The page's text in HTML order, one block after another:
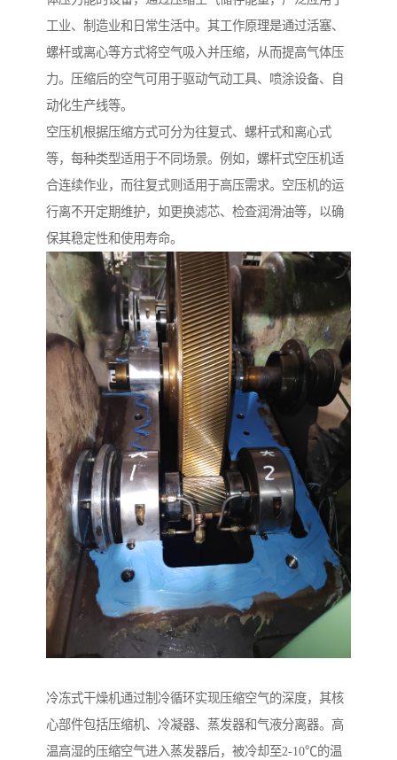
工业、制造业和日常生活中。其工作原理是通过活塞、
螺杆或离心等方式将空气吸入并压缩，从而提高气体压
力。压缩后的空气可用于驱动气动工具、喷涂设备、自
动化生产线等。
空压机根据压缩方式可分为往复式、螺杆式和离心式
等，每种类型适用于不同场景。例如，螺杆式空压机适
合连续作业，而往复式则适用于高压需求。空压机的运
行离不开定期维护，如更换滤芯、检查润滑油等，以确
保其稳定性和使用寿命。
冷冻式干燥机通过制冷循环实现压缩空气的深度，其核
心部件包括压缩机、冷凝器、蒸发器和气液分离器。高
温高湿的压缩空气进入蒸发器后，被冷却至2-10℃的温